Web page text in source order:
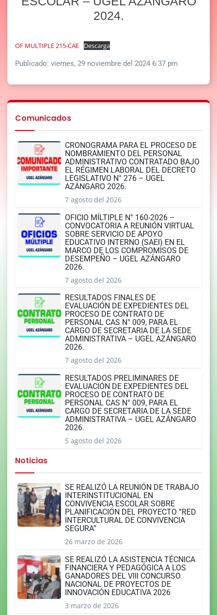
2024.
OF MULTIPLE 215-CAE Descarga
Publicado: viernes, 29 noviembre del 2024 6:37 pm
Comunicados
CRONOGRAMA PARA EL PROCESO DE
NOMBRAMIENTO DEL PERSONAL
ADMINISTRATIVO CONTRATADO BAJO
EL RÉGIMEN LABORAL DEL DECRETO
LEGISLATIVO N° 276 – UGEL
AZÁNGARO 2026.
7 agosto del 2026
OFICIO MÍLTIPLE N° 160-2026 –
CONVOCATORIA A REUNIÓN VIRTUAL
SOBRE SERVICIO DE APOYO
EDUCATIVO INTERNO (SAEI) EN EL
MARCO DE LOS COMPROMISOS DE
DESEMPEÑO – UGEL AZÁNGARO
2026.
7 agosto del 2026
RESULTADOS FINALES DE
EVALUACIÓN DE EXPEDIENTES DEL
PROCESO DE CONTRATO DE
PERSONAL CAS N° 009, PARA EL
CARGO DE SECRETARIA DE LA SEDE
ADMINISTRATIVA – UGEL AZÁNGARO
2026.
7 agosto del 2026
RESULTADOS PRELIMINARES DE
EVALUACIÓN DE EXPEDIENTES DEL
PROCESO DE CONTRATO DE
PERSONAL CAS N° 009, PARA EL
CARGO DE SECRETARIA DE LA SEDE
ADMINISTRATIVA – UGEL AZÁNGARO
2026.
5 agosto del 2026
Noticias
SE REALIZÓ LA REUNIÓN DE TRABAJO
INTERINSTITUCIONAL EN
CONVIVENCIA ESCOLAR SOBRE
PLANIFICACIÓN DEL PROYECTO “RED
INTERCULTURAL DE CONVIVENCIA
SEGURA”
26 marzo de 2026
SE REALIZÓ LA ASISTENCIA TÉCNICA
FINANCIERA Y PEDAGÓGICA A LOS
GANADORES DEL VIII CONCURSO
NACIONAL DE PROYECTOS DE
INNOVACIÓN EDUCATIVA 2026
3 marzo de 2026